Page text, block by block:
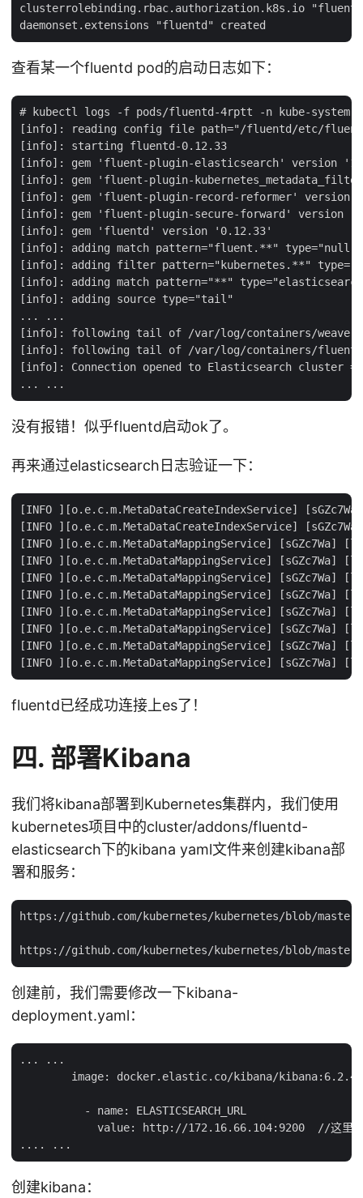
clusterrolebinding.rbac.authorization.k8s.io
查看某一个fluentd pod的启动日志如下：
# kubectl logs -f pods/fluentd-4rptt -n kube-system
[info]: reading config file path="/fluentd/etc/
[info]: starting fluentd-0.12.33
[info]: gem 'fluent-plugin-elasticsearch' version
[info]: gem 'fluent-plugin-
[info]: gem 'fluent-plugin-record-reformer' version
[info]: gem 'fluent-plugin-secure-forward' version
[info]: gem 'fluentd' version '0.12.33'
[info]: adding match pattern="fluent.**" type="null"
[info]: adding filter pattern="kubernetes.**"
[info]: adding match pattern="**"
[info]: adding source type="tail"
... ...
[info]: following tail of /var/log/containers/weave-net-
[info]: following tail of /var/log/containers/fluentd-
[info]: Connection opened to Elasticsearch cluster
没有报错！似乎fluentd启动ok了。
再来通过elasticsearch日志验证一下：
[INFO ][o.e.c.m.MetaDataCreateIndexService]
[INFO ][o.e.c.m.MetaDataCreateIndexService]
[INFO ][o.e.c.m.MetaDataMappingService] [sGZc7Wa]
[INFO ][o.e.c.m.MetaDataMappingService] [sGZc7Wa]
[INFO ][o.e.c.m.MetaDataMappingService] [sGZc7Wa]
[INFO ][o.e.c.m.MetaDataMappingService] [sGZc7Wa]
[INFO ][o.e.c.m.MetaDataMappingService] [sGZc7Wa]
[INFO ][o.e.c.m.MetaDataMappingService] [sGZc7Wa]
[INFO ][o.e.c.m.MetaDataMappingService] [sGZc7Wa]
fluentd已经成功连接上es了！
四. 部署Kibana
我们将kibana部署到Kubernetes集群内，我们使用
kubernetes项目中的cluster/addons/fluentd-
elasticsearch下的kibana yaml文件来创建kibana部
署和服务：
https://github.com/kubernetes/kubernetes/blob/
创建前，我们需要修改一下kibana-
deployment.yaml：
... ...
image: docker.elastic.co/kibana/kibana:6.2.4
          - name: ELASTICSEARCH_URL
value: http://172.16.66.104:9200  //这里，
创建kibana：